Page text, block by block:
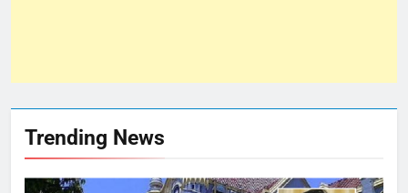
Trending News